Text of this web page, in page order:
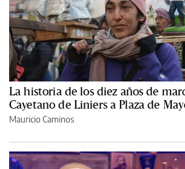
La historia de los diez años de
Cayetano de Liniers a Plaza de
Mauricio Caminos